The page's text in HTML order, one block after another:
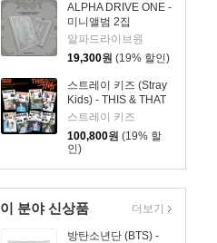
ALPHA DRIVE ONE -
미니앨범 2집
'UNBREAKABLE : 少
年BEAST' [Fragile
Beast Ver.]
알파드라이브원
19,300원 (19% 할인)
스트레이 키즈 (Stray
Kids) - THIS & THAT
[& VER.][8종 SET]
스트레이 키즈
100,800원 (19% 할
인)
이 분야 신상품
방탄소년단 (BTS) -
더보기